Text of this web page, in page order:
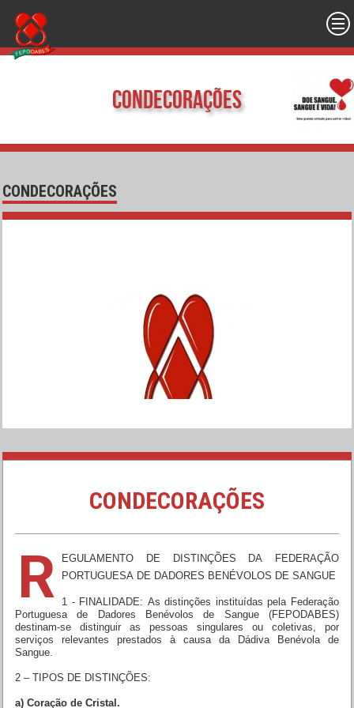
Condecorações
CONDECORAÇÕES
CONDECORAÇÕES
R
EGULAMENTO DE DISTINÇÕES DA FEDERAÇÃO
PORTUGUESA DE DADORES BENÉVOLOS DE SANGUE
1 - FINALIDADE: As distinções instituídas pela Federação
Portuguesa de Dadores Benévolos de Sangue (FEPODABES)
destinam-se distinguir as pessoas singulares ou coletivas, por
serviços relevantes prestados à causa da Dádiva Benévola de
Sangue.
2 – TIPOS DE DISTINÇÕES:
a) Coração de Cristal.